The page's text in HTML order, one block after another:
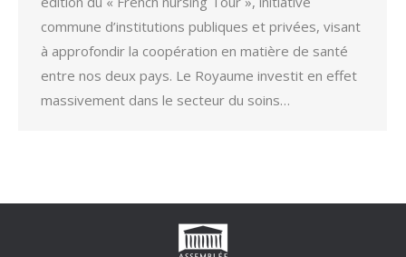
commune d’institutions publiques et privées, visant
à approfondir la coopération en matière de santé
entre nos deux pays. Le Royaume investit en effet
massivement dans le secteur du soins…